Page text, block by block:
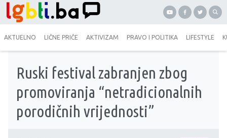
AKTUELNO LIČNE PRIČE AKTIVIZAM PRAVO I POLITIKA LIFESTYLE
Ruski festival zabranjen zbog
promoviranja “netradicionalnih
porodičnih vrijednosti”